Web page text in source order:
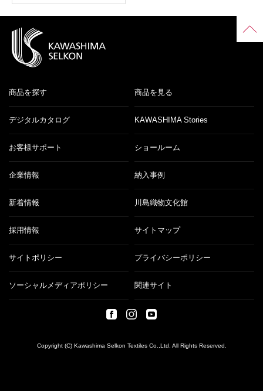
商品を探す 商品を見る
デジタルカタログ KAWASHIMA Stories
お客様サポート ショールーム
企業情報 納入事例
新着情報 川島織物文化館
採用情報 サイトマップ
サイトポリシー プライバシーポリシー
ソーシャルメディアポリシー 関連サイト
Copyright (C) Kawashima Selkon Textiles Co.,Ltd. All Rights Reserved.